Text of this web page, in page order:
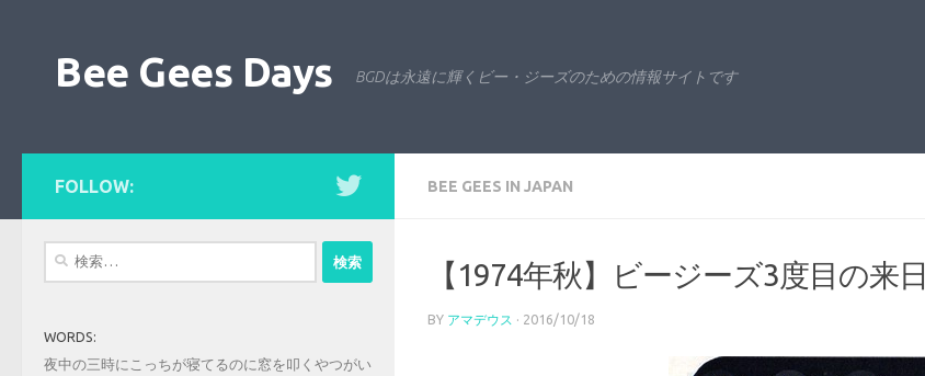
Bee Gees Days BGDは永遠に輝くビー・ジーズのための情報サイトです
BEE GEES IN JAPAN
【1974年秋】ビージーズ3度目の来日
BY アマデウス · 2016/10/18
FOLLOW:
WORDS:
夜中の三時にこっちが寝てるのに窓を叩くやつがい